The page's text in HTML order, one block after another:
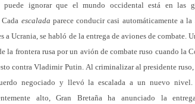
puede ignorar que el mundo occidental está en las
escalada parece conducir casi automáticamente a
a Ucrania, se habló de la entrega de aviones de combate.
la frontera rusa por un avión de combate ruso cuando la
contra Vladimir Putin. Al criminalizar al presidente
negociado y llevó la escalada a un nuevo
alto, Gran Bretaña ha anunciado la